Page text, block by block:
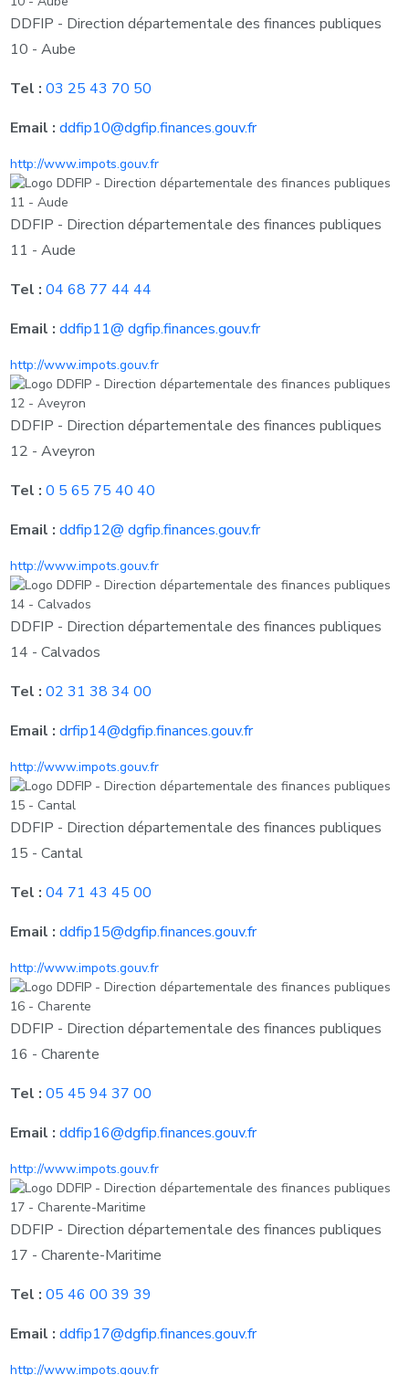
DDFIP - Direction départementale des finances publiques
10 - Aube
Tel : 03 25 43 70 50
Email : ddfip10@dgfip.finances.gouv.fr
http://www.impots.gouv.fr
DDFIP - Direction départementale des finances publiques
11 - Aude
Tel : 04 68 77 44 44
Email : ddfip11@ dgfip.finances.gouv.fr
http://www.impots.gouv.fr
DDFIP - Direction départementale des finances publiques
12 - Aveyron
Tel : 0 5 65 75 40 40
Email : ddfip12@ dgfip.finances.gouv.fr
http://www.impots.gouv.fr
DDFIP - Direction départementale des finances publiques
14 - Calvados
Tel : 02 31 38 34 00
Email : drfip14@dgfip.finances.gouv.fr
http://www.impots.gouv.fr
DDFIP - Direction départementale des finances publiques
15 - Cantal
Tel : 04 71 43 45 00
Email : ddfip15@dgfip.finances.gouv.fr
http://www.impots.gouv.fr
DDFIP - Direction départementale des finances publiques
16 - Charente
Tel : 05 45 94 37 00
Email : ddfip16@dgfip.finances.gouv.fr
http://www.impots.gouv.fr
DDFIP - Direction départementale des finances publiques
17 - Charente-Maritime
Tel : 05 46 00 39 39
Email : ddfip17@dgfip.finances.gouv.fr
http://www.impots.gouv.fr